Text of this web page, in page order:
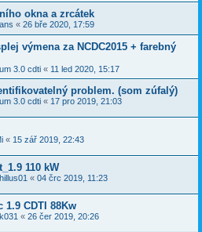
okna a zrcátek
« 26 bře 2020, 17:59
výmena za NCDC2015 + farebný
3.0 cdti « 11 led 2020, 15:17
problem. (som zúfalý)
3.0 cdti « 17 pro 2019, 21:03
« 15 zář 2019, 22:43
110 kW
« 04 črc 2019, 11:23
CDTI 88Kw
« 26 čer 2019, 20:26